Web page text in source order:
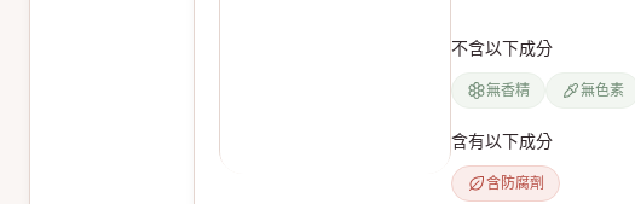
不含以下成分
無香精 無色素
含有以下成分
含防腐劑